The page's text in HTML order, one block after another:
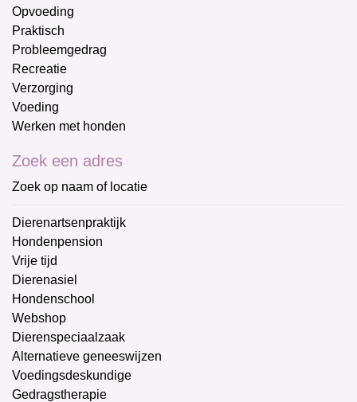
Opvoeding
Praktisch
Probleemgedrag
Recreatie
Verzorging
Voeding
Werken met honden
Zoek een adres
Zoek op naam of locatie
Dierenartsenpraktijk
Hondenpension
Vrije tijd
Dierenasiel
Hondenschool
Webshop
Dierenspeciaalzaak
Alternatieve geneeswijzen
Voedingsdeskundige
Gedragstherapie